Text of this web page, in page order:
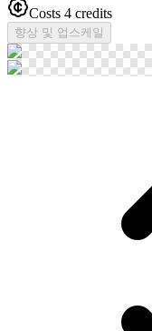
Costs 4 credits
향상 및 업스케일